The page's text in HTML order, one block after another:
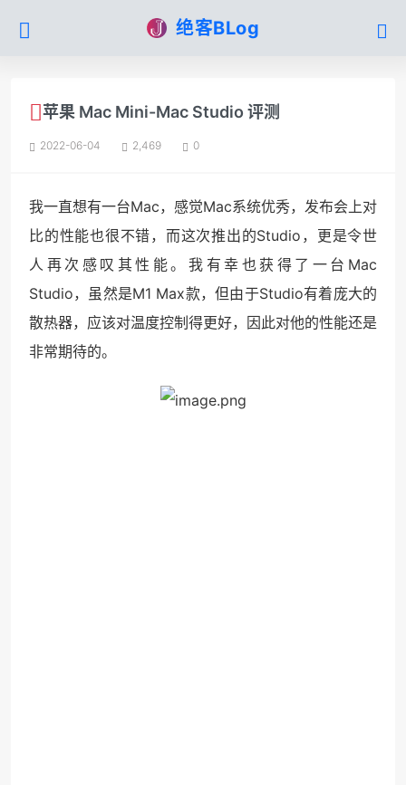
绝客BLog
苹果 Mac Mini-Mac Studio 评测
2022-06-04 2,469 0
我一直想有一台Mac，感觉Mac系统优秀，发布会上对
比的性能也很不错，而这次推出的Studio，更是令世
人再次感叹其性能。我有幸也获得了一台Mac
Studio，虽然是M1 Max款，但由于Studio有着庞大的
散热器，应该对温度控制得更好，因此对他的性能还是
非常期待的。